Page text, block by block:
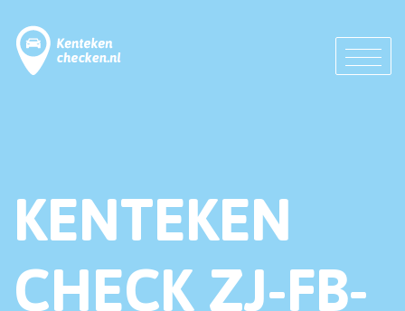
KENTEKEN
CHECK ZJ-FB-